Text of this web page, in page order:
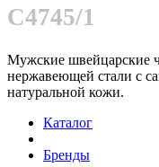
C4745/1
Мужские швейцарские
нержавеющей стали с
натуральной кожи.
Каталог
Бренды